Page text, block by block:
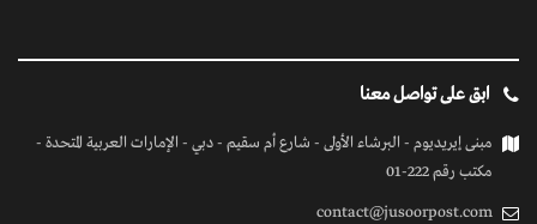
ابق على تواصل معنا
مبنى إيريديوم - البرشاء الأولى - شارع أم سقيم - دبي - الإمارات العربية المتحدة -
مكتب رقم 222-01
contact@jusoorpost.com